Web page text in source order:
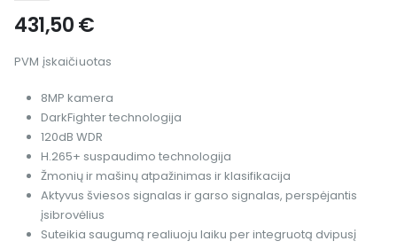
431,50€
PVM įskaičiuotas
8MP kamera
DarkFighter technologija
120dB WDR
H.265+ suspaudimo technologija
Žmonių ir mašinų atpažinimas ir klasifikacija
Aktyvus šviesos signalas ir garso signalas, perspėjantis
įsibrovėlius
Suteikia saugumą realiuoju laiku per integruotą dvipusį